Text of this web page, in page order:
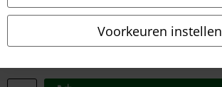
Voorkeuren instellen
Onze online shops
EMP France